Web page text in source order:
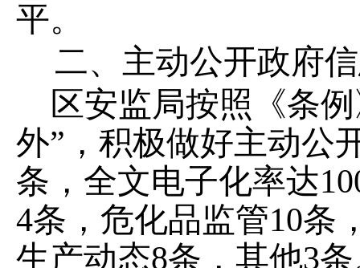
平。
二、主动公开政府
区安监局按照《条
外” ，积极做好主动公
条，全文电子化率达
4条，危化品监管10条
生产动态8条，其他3